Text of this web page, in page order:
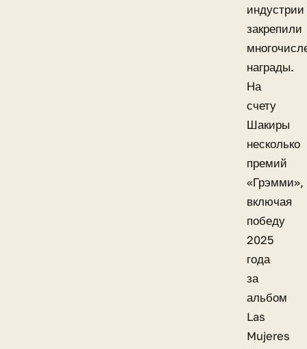
индустрии
закрепили
награды.
На
счету
Шакиры
несколько
премий
«Грэмми»,
включая
победу
2025
года
за
альбом
Las
Mujeres